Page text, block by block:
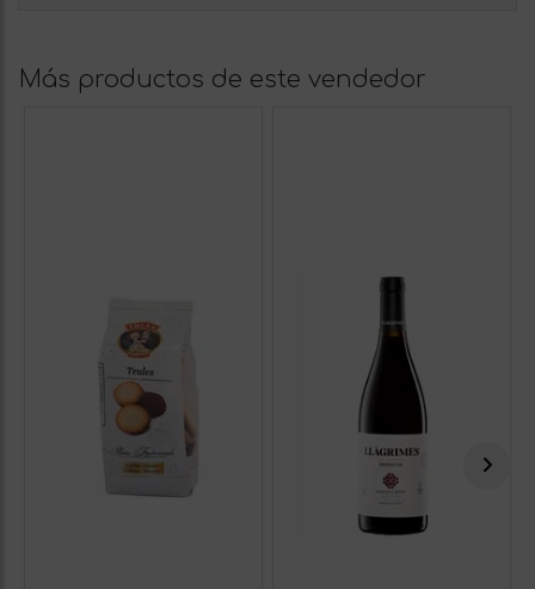
Más productos de este vendedor